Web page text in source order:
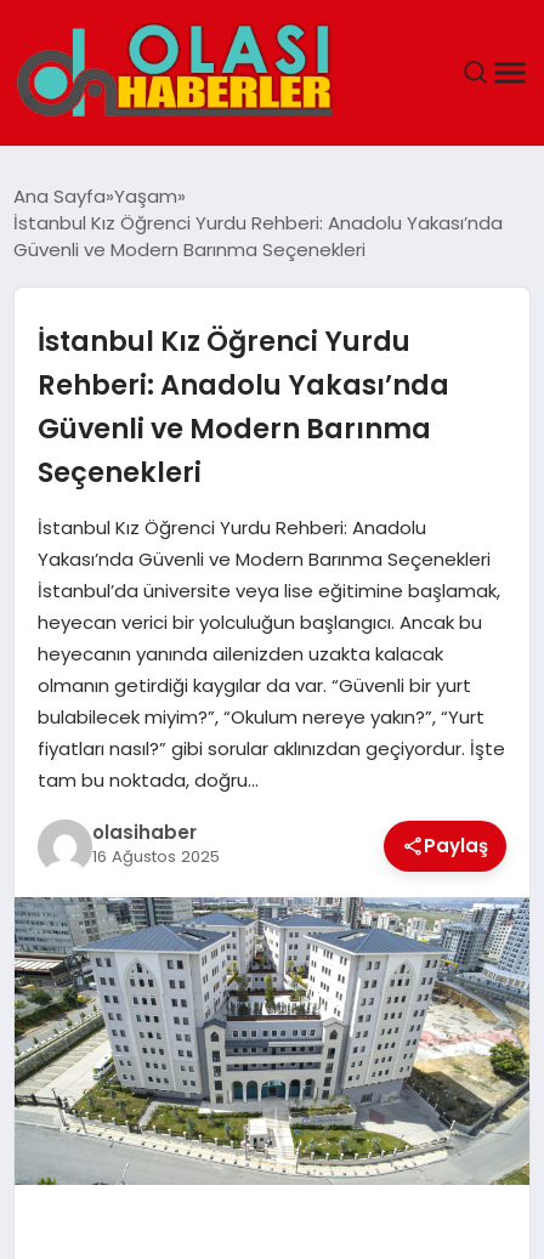
SPOR
TEKNOLOJI
YAŞAM
Ana Sayfa Yaşam
İstanbul Kız Öğrenci Yurdu Rehberi: Anadolu Yakası’nda
Güvenli ve Modern Barınma Seçenekleri
İstanbul Kız Öğrenci Yurdu
Rehberi: Anadolu Yakası’nda
Güvenli ve Modern Barınma
Seçenekleri
İstanbul Kız Öğrenci Yurdu Rehberi: Anadolu
Yakası’nda Güvenli ve Modern Barınma Seçenekleri
İstanbul’da üniversite veya lise eğitimine başlamak,
heyecan verici bir yolculuğun başlangıcı. Ancak bu
heyecanın yanında ailenizden uzakta kalacak
olmanın getirdiği kaygılar da var. “Güvenli bir yurt
bulabilecek miyim?”, “Okulum nereye yakın?”, “Yurt
fiyatları nasıl?” gibi sorular aklınızdan geçiyordur. İşte
tam bu noktada, doğru…
olasihaber
16 Ağustos 2025 Paylaş